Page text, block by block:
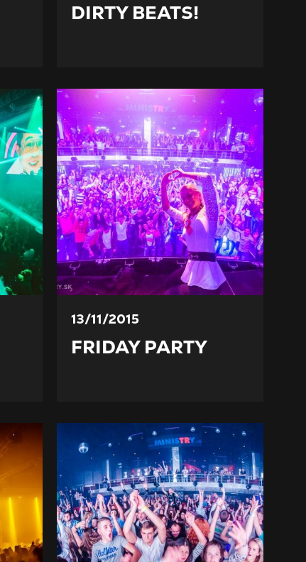
DIRTY BEATS!
13/11/2015
FRIDAY PARTY